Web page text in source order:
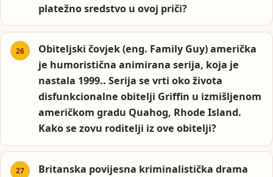
platežno sredstvo u ovoj priči?
Obiteljski čovjek (eng. Family Guy) američka
je humoristična animirana serija, koja je
nastala 1999.. Serija se vrti oko života
disfunkcionalne obitelji Griffin u izmišljenom
američkom gradu Quahog, Rhode Island.
Kako se zovu roditelji iz ove obitelji?
Britanska povijesna kriminalistička drama